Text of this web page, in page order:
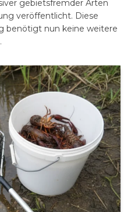
gebietsfremder Arten
veröffentlicht. Diese
benötigt nun keine weitere